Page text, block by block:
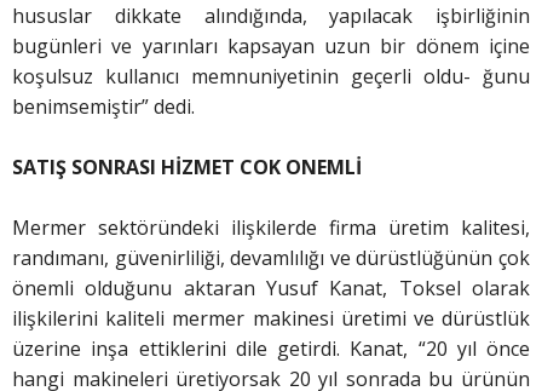
hususlar dikkate alındığında, yapılacak işbirliğinin
bugünleri ve yarınları kapsayan uzun bir dönem içine
koşulsuz kullanıcı memnuniyetinin geçerli oldu- ğunu
benimsemiştir” dedi.
SATIŞ SONRASI HİZMET COK ONEMLİ
Mermer sektöründeki ilişkilerde firma üretim kalitesi,
randımanı, güvenirliliği, devamlılığı ve dürüstlüğünün çok
önemli olduğunu aktaran Yusuf Kanat, Toksel olarak
ilişkilerini kaliteli mermer makinesi üretimi ve dürüstlük
üzerine inşa ettiklerini dile getirdi. Kanat, “20 yıl önce
hangi makineleri üretiyorsak 20 yıl sonrada bu ürünün